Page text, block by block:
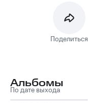
Поделиться
Альбомы
По дате выхода